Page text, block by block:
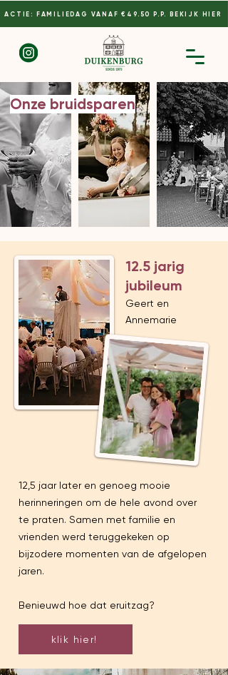
ACTIE: FAMILIEDAG VANAF €49.50 P.P. BEKIJK HIER
Onze bruidsparen
12.5 jarig
jubileum
Geert en
Annemarie
12,5 jaar later en genoeg mooie
herinneringen om de hele avond over
te praten. Samen met familie en
vrienden werd teruggekeken op
bijzodere momenten van de afgelopen
jaren.
Benieuwd hoe dat eruitzag?
klik hier!